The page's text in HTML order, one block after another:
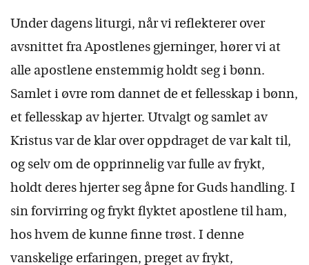
Under dagens liturgi, når vi reflekterer over
avsnittet fra Apostlenes gjerninger, hører vi at
alle apostlene enstemmig holdt seg i bønn.
Samlet i øvre rom dannet de et fellesskap i bønn,
et fellesskap av hjerter. Utvalgt og samlet av
Kristus var de klar over oppdraget de var kalt til,
og selv om de opprinnelig var fulle av frykt,
holdt deres hjerter seg åpne for Guds handling. I
sin forvirring og frykt flyktet apostlene til ham,
hos hvem de kunne finne trøst. I denne
vanskelige erfaringen, preget av frykt,